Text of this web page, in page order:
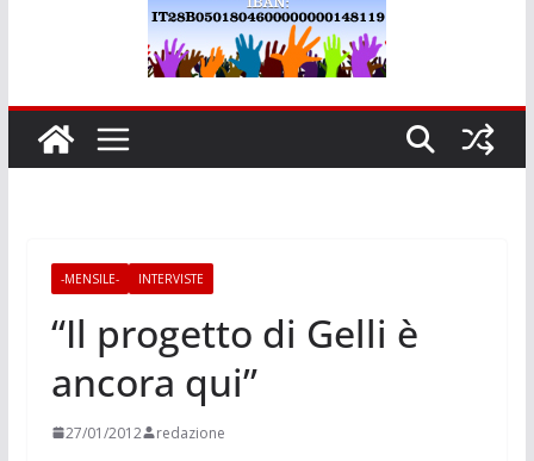
-MENSILE- INTERVISTE
“Il progetto di Gelli è
ancora qui”
27/01/2012 redazione